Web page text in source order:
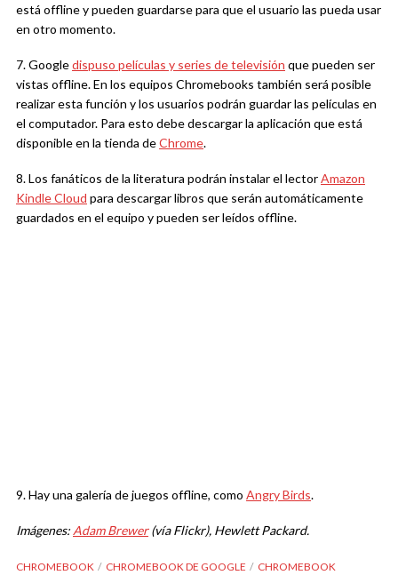
está offline y pueden guardarse para que el usuario las pueda usar
en otro momento.
7. Googledispuso películas y series de televisión que pueden ser
vistas offline. En los equipos Chromebooks también será posible
realizar esta función y los usuarios podrán guardar las películas en
el computador. Para esto debe descargar la aplicación que está
disponible en la tienda deChrome.
8. Los fanáticos de la literatura podrán instalar el lectorAmazon
Kindle Cloud para descargar libros que serán automáticamente
guardados en el equipo y pueden ser leídos offline.
9. Hay una galería de juegos offline, como Angry Birds.
Imágenes:Adam Brewer(vía Flickr), Hewlett Packard.
CHROMEBOOK CHROMEBOOK DE GOOGLE
CHROMEBOOK